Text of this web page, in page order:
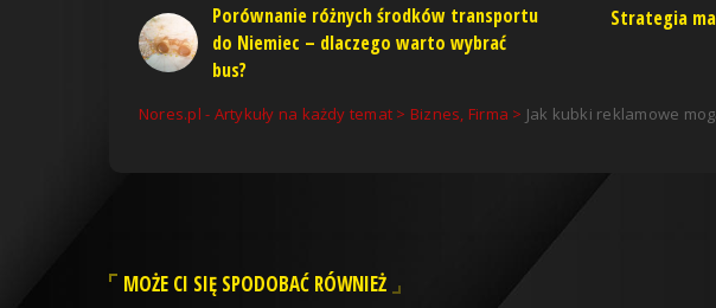
Porównanie różnych środków transportu
do Niemiec – dlaczego warto wybrać
bus?
Strategia
Nores.pl - Artykuły na każdy temat > Biznes, Firma > Jak kubki reklamowe mogą
MOŻE CI SIĘ SPODOBAĆ RÓWNIEŻ